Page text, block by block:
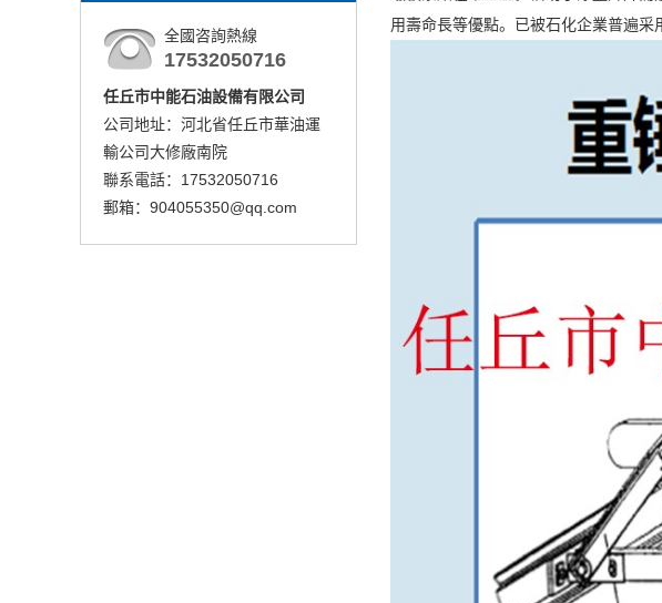
全國咨詢熱線
17532050716
任丘市中能石油設備有限公司
公司地址：河北省任丘市華油運
輸公司大修廠南院
聯系電話：17532050716
郵箱：904055350@qq.com
用壽命長等優點。已被石化企業普遍采